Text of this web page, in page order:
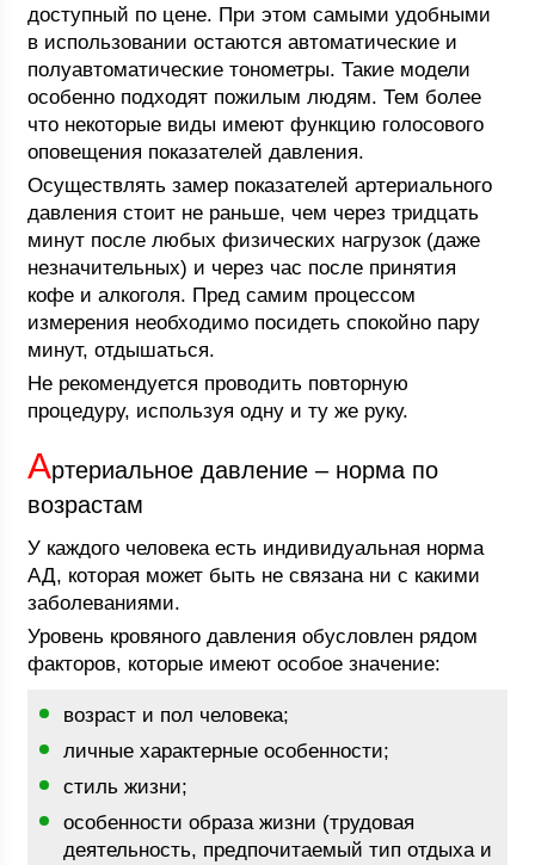
доступный по цене. При этом самыми удобными
в использовании остаются автоматические и
полуавтоматические тонометры. Такие модели
особенно подходят пожилым людям. Тем более
что некоторые виды имеют функцию голосового
оповещения показателей давления.
Осуществлять замер показателей артериального
давления стоит не раньше, чем через тридцать
минут после любых физических нагрузок (даже
незначительных) и через час после принятия
кофе и алкоголя. Пред самим процессом
измерения необходимо посидеть спокойно пару
минут, отдышаться.
Не рекомендуется проводить повторную
процедуру, используя одну и ту же руку.
Артериальное давление – норма по
возрастам
У каждого человека есть индивидуальная норма
АД, которая может быть не связана ни с какими
заболеваниями.
Уровень кровяного давления обусловлен рядом
факторов, которые имеют особое значение:
возраст и пол человека;
личные характерные особенности;
стиль жизни;
особенности образа жизни (трудовая
деятельность, предпочитаемый тип отдыха и